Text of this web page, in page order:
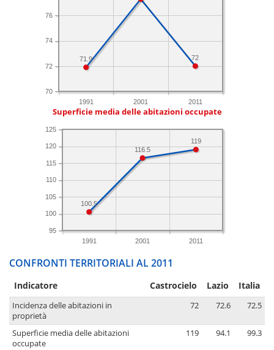
1991 2001 2011
70
72
74
76
72
71.9
Superficie media delle abitazioni occupate
1991 2001 2011
95
100
105
110
115
120
125
119
116.5
100.5
CONFRONTI TERRITORIALI AL 2011
Indicatore Castrocielo Lazio Italia
Incidenza delle abitazioni in
proprietà
72 72.6 72.5
Superficie media delle abitazioni
occupate
119 94.1 99.3